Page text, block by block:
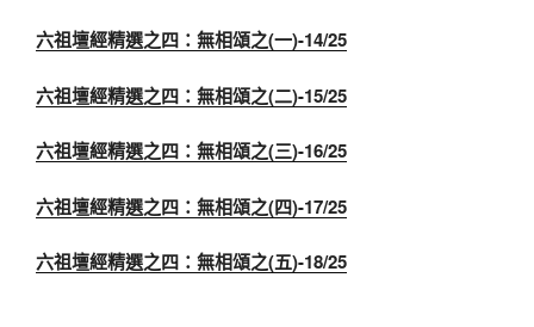
六祖壇經精選之四：無相頌之(一)-14/25
六祖壇經精選之四：無相頌之(二)-15/25
六祖壇經精選之四：無相頌之(三)-16/25
六祖壇經精選之四：無相頌之(四)-17/25
六祖壇經精選之四：無相頌之(五)-18/25